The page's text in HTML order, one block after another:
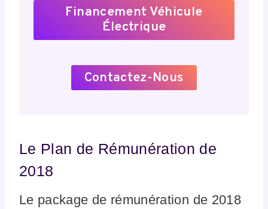
Financement Véhicule
Électrique
Contactez-Nous
Le Plan de Rémunération de
2018
Le package de rémunération de 2018